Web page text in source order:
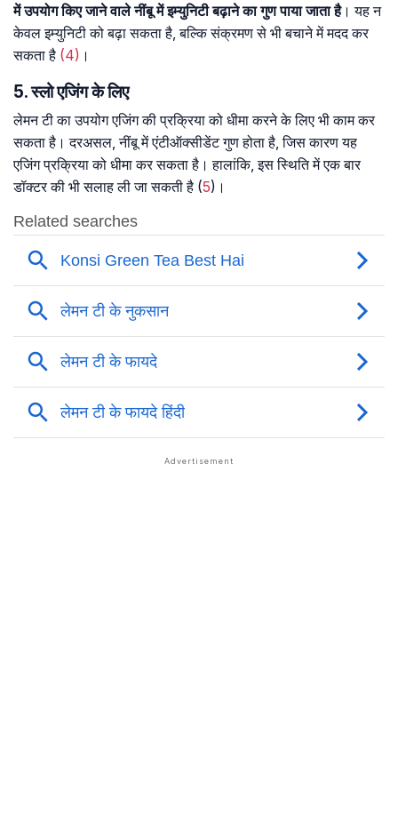
में उपयोग किए जाने वाले नींबू में इम्युनिटी बढ़ाने का गुण पाया जाता है। यह न
केवल इम्युनिटी को बढ़ा सकता है, बल्कि संक्रमण से भी बचाने में मदद कर
सकता है (4) ।
5. स्लो एजिंग के लिए
लेमन टी का उपयोग एजिंग की प्रक्रिया को धीमा करने के लिए भी काम कर
सकता है। दरअसल, नींबू में एंटीऑक्सीडेंट गुण होता है, जिस कारण यह
एजिंग प्रक्रिया को धीमा कर सकता है। हालांकि, इस स्थिति में एक बार
डॉक्टर की भी सलाह ली जा सकती है (5)।